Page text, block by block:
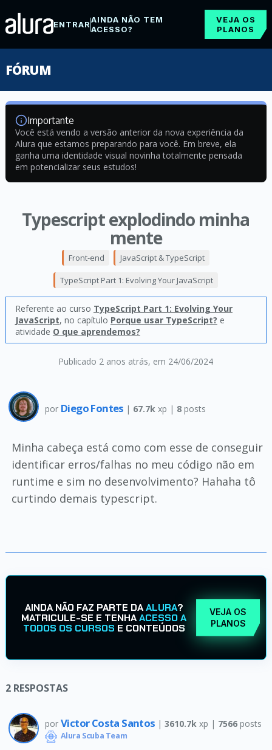
ENTRARAINDA NÃO TEM
ACESSO?
VEJA OS
PLANOS
FÓRUM
Importante
Você está vendo a versão anterior da nova experiência da
Alura que estamos preparando para você. Em breve, ela
ganha uma identidade visual novinha totalmente pensada
em potencializar seus estudos!
Typescript explodindo minha
mente
Publicado 2 anos atrás, em 24/06/2024
Front-end JavaScript & TypeScript
TypeScript Part 1: Evolving Your JavaScript
Referente ao curso TypeScript Part 1: Evolving Your
JavaScript, no capítulo Porque usar TypeScript? e
atividade O que aprendemos?
por Diego Fontes | 67.7k xp | 8 posts
Minha cabeça está como com esse de conseguir
identificar erros/falhas no meu código não em
runtime e sim no desenvolvimento? Hahaha tô
curtindo demais typescript.
AINDA NÃO FAZ PARTE DAALURA?
MATRICULE-SE E TENHAACESSO A
TODOS OS CURSOS E CONTEÚDOS
VEJA OS
PLANOS
2 RESPOSTAS
por Victor Costa Santos | 3610.7k xp | 7566posts
Alura Scuba Team